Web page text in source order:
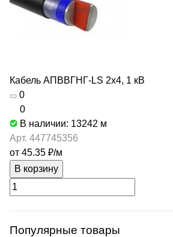
Кабель АПВВГНГ-LS 2х4, 1 кВ
0
0
В наличии: 13242 м
Арт. 447745356
от 45.35 ₽/м
В корзину
Популярные товары